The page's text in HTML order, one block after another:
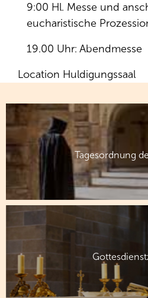
9:00 Hl. Messe und
eucharistische
19.00 Uhr: Abendmesse
Location Huldigungssaal
Tagesordnung